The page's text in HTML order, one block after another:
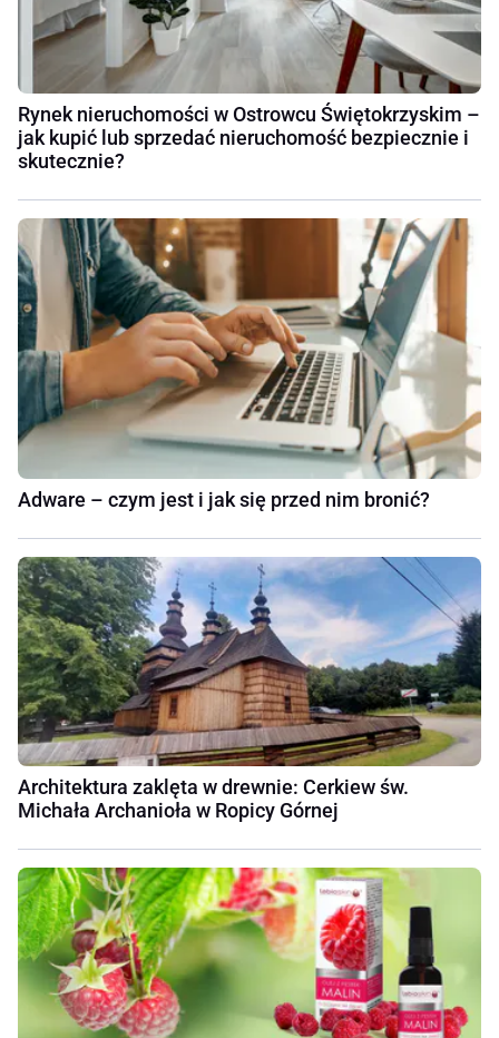
Rynek nieruchomości w Ostrowcu Świętokrzyskim –
jak kupić lub sprzedać nieruchomość bezpiecznie i
skutecznie?
Adware – czym jest i jak się przed nim bronić?
Architektura zaklęta w drewnie: Cerkiew św.
Michała Archanioła w Ropicy Górnej